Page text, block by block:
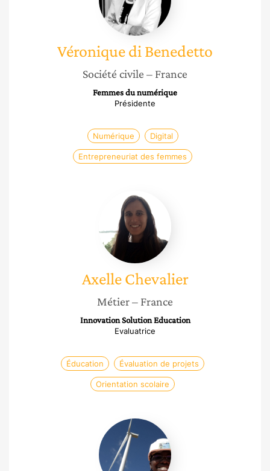
Véroniquedi Benedetto
Société civile – France
Femmes du numérique
Présidente
Numérique Digital
Entrepreneuriat des femmes
Axelle
Chevalier
Axelle Chevalier
Métier– France
Innovation Solution Education
Evaluatrice
Éducation Évaluation de projets
Orientation scolaire
Monika
Boustany